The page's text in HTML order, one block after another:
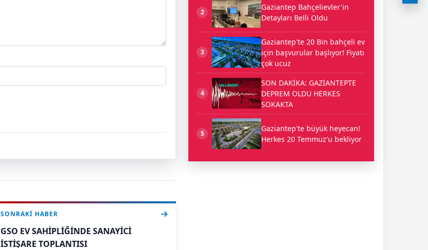
SONRAKI HABER
GSO EV SAHİPLİĞİNDE SANAYİCİ
İSTİŞARE TOPLANTISI
2
Gaziantep Bahçelievler'in
Detayları Belli Oldu
3
Gaziantep'te 20 Bin bahçeli ev
için başvurular başlıyor! Fiyatı
çok ucuz
4
SON DAKİKA: GAZİANTEPTE
DEPREM OLDU HERKES
SOKAKTA
5
Gaziantep'te büyük heyecan!
Herkes 20 Temmuz'u bekliyor